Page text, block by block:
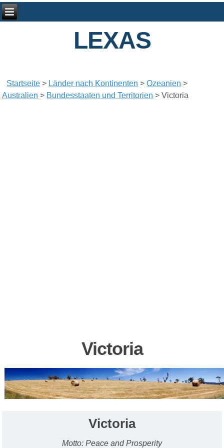
LEXAS
Startseite > Länder nach Kontinenten >Ozeanien >
Australien > Bundesstaaten und Territorien >Victoria
Victoria
Victoria
Motto: Peace and Prosperity